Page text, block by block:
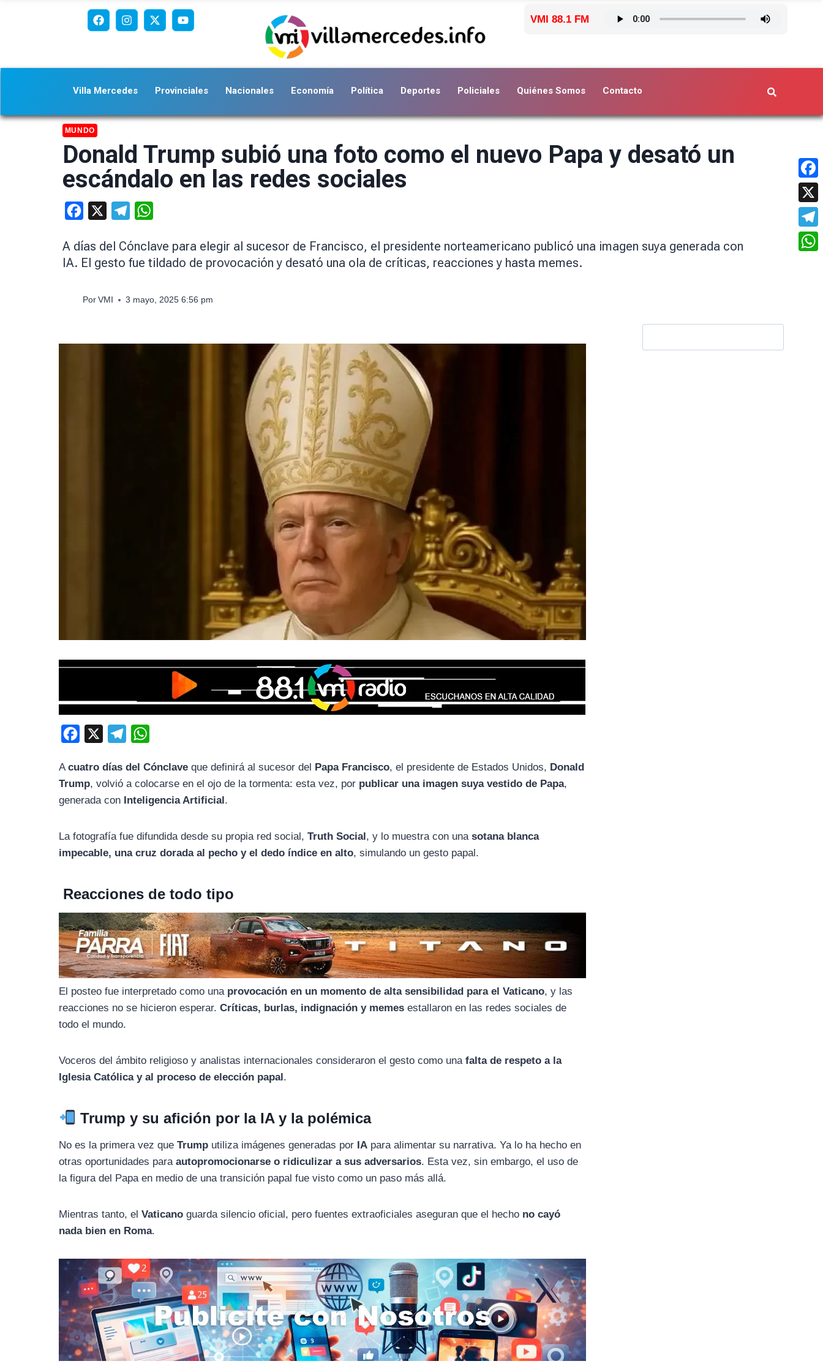
VMI 88.1 FM
Villa Mercedes Provinciales Nacionales Economía Política Deportes Policiales Quiénes Somos Contacto
MUNDO
Donald Trump subió una foto como el nuevo Papa y desató un
escándalo en las redes sociales
Facebook Telegram
A días del Cónclave para elegir al sucesor de Francisco, el presidente norteamericano publicó una imagen suya generada con
IA. El gesto fue tildado de provocación y desató una ola de críticas, reacciones y hasta memes.
Por VMI 3 mayo, 2025 6:56 pm
c
e
b
l
e
g
a
t
s
Acuatro días del Cónclave que definirá al sucesor del Papa Francisco, el presidente de Estados Unidos, Donald
Trump, volvió a colocarse en el ojo de la tormenta: esta vez, por publicar una imagen suya vestido de Papa,
generada con Inteligencia Artificial .
La fotografía fue difundida desde su propia red social,Truth Social , y lo muestra con unasotana blanca
impecable, una cruz dorada al pecho y el dedo índice en alto, simulando un gesto papal.
Reacciones de todo tipo
El posteo fue interpretado como una provocación en un momento de alta sensibilidad para el Vaticano, y las
reacciones no se hicieron esperar.Críticas, burlas, indignación y memes estallaron en las redes sociales de
todo el mundo.
Voceros del ámbito religioso y analistas internacionales consideraron el gesto como unafalta de respeto a la
Iglesia Católica y al proceso de elección papal.
Trump y su afición por la IA y la polémica
No es la primera vez queTrump utiliza imágenes generadas por IA para alimentar su narrativa. Ya lo ha hecho en
otras oportunidades paraautopromocionarse o ridiculizar a sus adversarios. Esta vez, sin embargo, el uso de
la figura del Papa en medio de una transición papal fue visto como un paso más allá.
Mientras tanto, elVaticano guarda silencio oficial, pero fuentes extraoficiales aseguran que el hecho no cayó
nada bien en Roma.
X